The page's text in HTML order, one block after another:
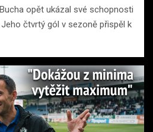
opět ukázal své schopnosti
čtvrtý gól v sezoně přispěl k